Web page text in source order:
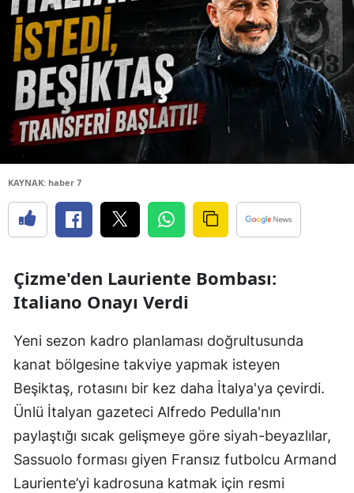
KAYNAK: haber 7
Çizme'den Lauriente Bombası:
Italiano Onayı Verdi
Yeni sezon kadro planlaması doğrultusunda
kanat bölgesine takviye yapmak isteyen
Beşiktaş, rotasını bir kez daha İtalya'ya çevirdi.
Ünlü İtalyan gazeteci Alfredo Pedulla'nın
paylaştığı sıcak gelişmeye göre siyah-beyazlılar,
Sassuolo forması giyen Fransız futbolcu Armand
Lauriente’yi kadrosuna katmak için resmi